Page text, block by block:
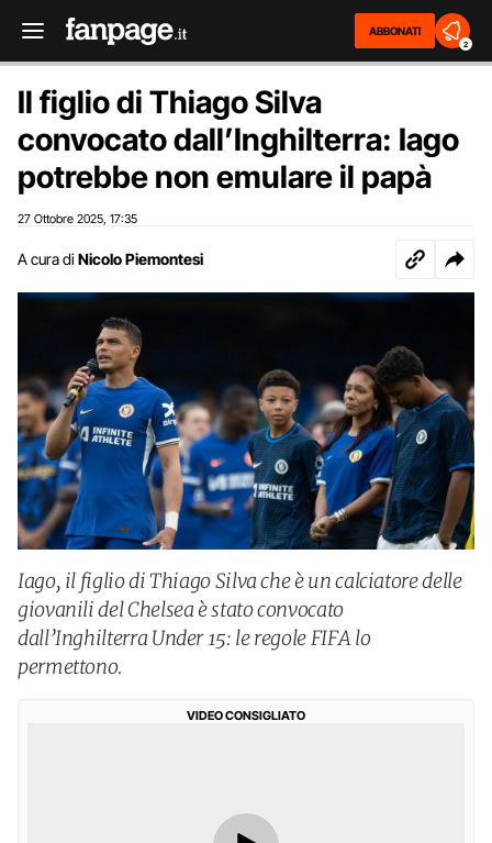
ABBONATI
2
Il figlio di Thiago Silva
convocato dall’Inghilterra: Iago
potrebbe non emulare il papà
27 Ottobre 2025 17:35
A cura di Nicolo Piemontesi
Iago, il figlio di Thiago Silva che è un calciatore delle
giovanili del Chelsea è stato convocato
dall’Inghilterra Under 15: le regole FIFA lo
permettono.
VIDEO CONSIGLIATO